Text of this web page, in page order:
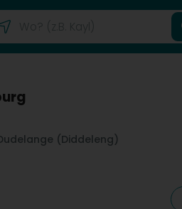
(Diddeleng)